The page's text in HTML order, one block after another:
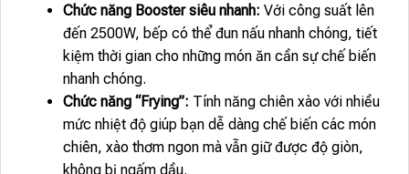
Chức năng Booster siêu nhanh: Với công suất lên
đến 2500W, bếp có thể đun nấu nhanh chóng, tiết
kiệm thời gian cho những món ăn cần sự chế biến
nhanh chóng.
Chức năng “Frying”: Tính năng chiên xào với nhiều
mức nhiệt độ giúp bạn dễ dàng chế biến các món
chiên, xào thơm ngon mà vẫn giữ được độ giòn,
không bị ngấm dầu.